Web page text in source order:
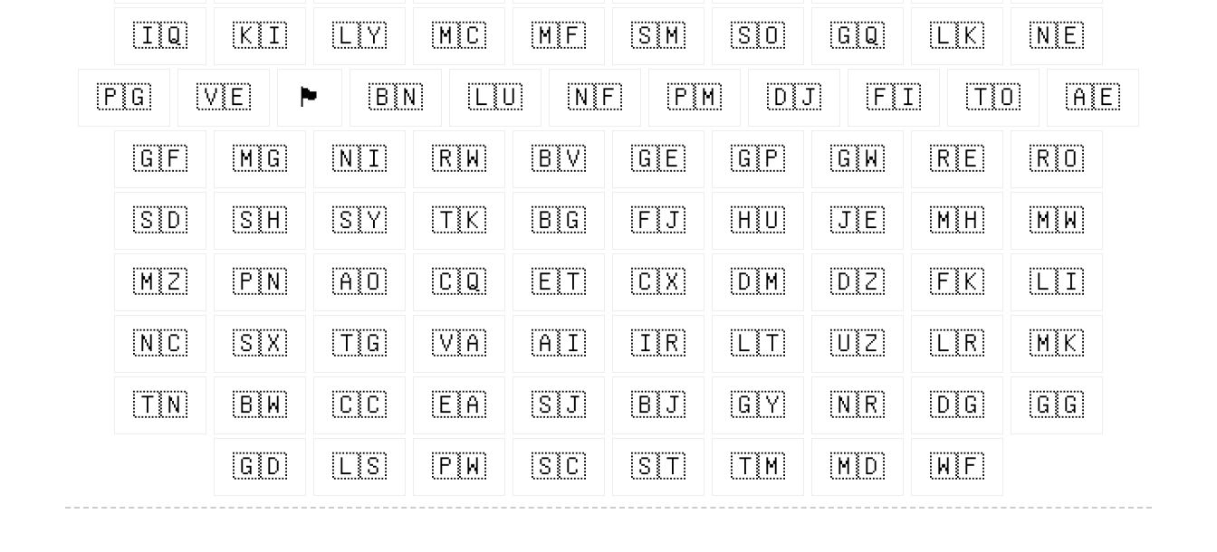
🇮🇶 🇰🇮 🇱🇾 🇲🇨 🇲🇫 🇸🇲 🇸🇴 🇬🇶 🇱🇰 🇳🇪
🇵🇬 🇻🇪 🏴󠁧󠁢󠁷󠁬󠁳󠁿 🇧🇳 🇱🇺 🇳🇫 🇵🇲 🇩🇯 🇫🇮 🇹🇴 🇦🇪
🇬🇫 🇲🇬 🇳🇮 🇷🇼 🇧🇻 🇬🇪 🇬🇵 🇬🇼 🇷🇪 🇷🇴
🇸🇩 🇸🇭 🇸🇾 🇹🇰 🇧🇬 🇫🇯 🇭🇺 🇯🇪 🇲🇭 🇲🇼
🇲🇿 🇵🇳 🇦🇴 🇨🇶 🇪🇹 🇨🇽 🇩🇲 🇩🇿 🇫🇰 🇱🇮
🇳🇨 🇸🇽 🇹🇬 🇻🇦 🇦🇮 🇮🇷 🇱🇹 🇺🇿 🇱🇷 🇲🇰
🇹🇳 🇧🇼 🇨🇨 🇪🇦 🇸🇯 🇧🇯 🇬🇾 🇳🇷 🇩🇬 🇬🇬
🇬🇩 🇱🇸 🇵🇼 🇸🇨 🇸🇹 🇹🇲 🇲🇩 🇼🇫